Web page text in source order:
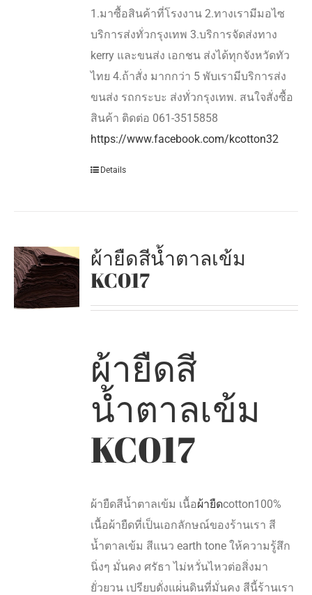
1.มาซื้อสินค้าที่โรงงาน 2.ทางเรามีมอไซ
บริการส่งทั่วกรุงเทพ 3.บริการจัดส่งทาง
kerry และขนส่ง เอกชน ส่งได้ทุกจังหวัดทัว
ไทย 4.ถ้าสั่ง มากกว่า 5 พับเรามีบริการส่ง
ขนส่ง รถกระบะ ส่งทั่วกรุงเทพ. สนใจสั่งซื้อ
สินค้า ติดต่อ 061-3515858
https://www.facebook.com/kcotton32
Details
ผ้ายืดสีน้ำตาลเข้ม
KC017
ผ้ายืดสี
น้ำตาลเข้ม
KC017
ผ้ายืดสีน้ำตาลเข้ม เนื้อผ้ายืดcotton100%
เนื้อผ้ายืดที่เป็นเอกลักษณ์ของร้านเรา สี
น้ำตาลเข้ม สีแนว earth tone ให้ความรู้สึก
นิ่งๆ มั่นคง ศรัธา ไม่หวั่นไหวต่อสิ่งมา
ยั่วยวน เปรียบดั่งแผ่่นดินที่มั่นคง สีนี้ร้านเรา